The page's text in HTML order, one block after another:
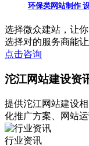
环保类网站制作
选择微众建站， 让
选择对的服务商能
点击咨询
沱江网站建设资
提供沱江网站建设
化推广方案、网站
行业资讯